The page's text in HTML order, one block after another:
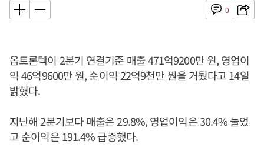
0
옵트론텍이 2분기 연결기준 매출 471억9200만 원, 영업이
익 46억9600만 원, 순이익 22억9천만 원을 거뒀다고 14일
밝혔다.
지난해 2분기보다 매출은 29.8%, 영업이익은 30.4% 늘었
고 순이익은 191.4% 급증했다.